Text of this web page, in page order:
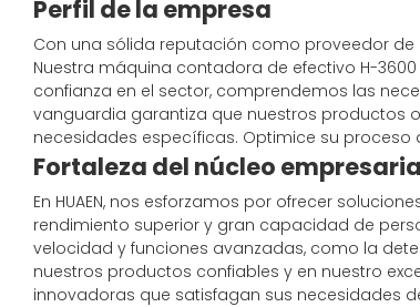
Perfil de la empresa
Con una sólida reputación como proveedor de
Nuestra máquina contadora de efectivo H-
confianza en el sector, comprendemos las
vanguardia garantiza que nuestros productos
necesidades específicas. Optimice su proceso
Fortaleza del núcleo
En HUAEN, nos esforzamos por ofrecer
rendimiento superior y gran capacidad de
velocidad y funciones avanzadas, como la
nuestros productos confiables y en nuestro
innovadoras que satisfagan sus necesidades